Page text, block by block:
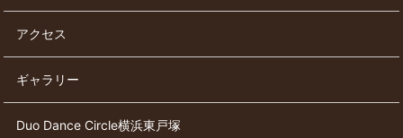
アクセス
ギャラリー
Duo Dance Circle横浜東戸塚